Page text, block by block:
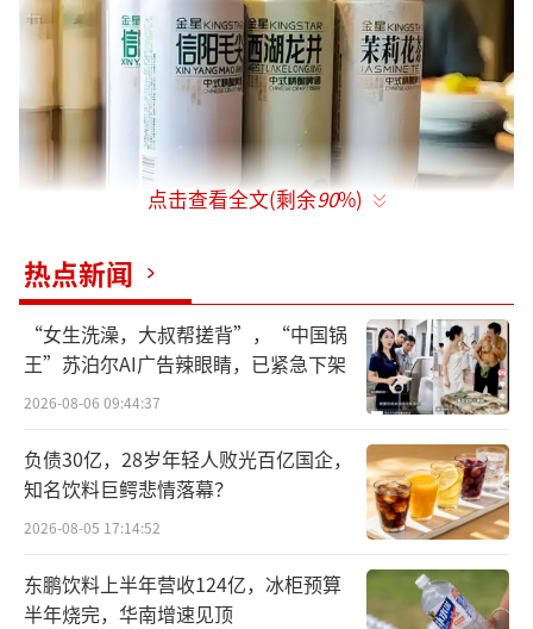
握手言和
金星啤酒与信阳茶协之间的纠纷更新到了
最新一集，双方现已握手言和。12月22日，金
星啤酒官方微信号发布名为《信阳市茶叶协会
郑州金星啤酒有限公司联合声明》的文章称，
信阳市茶叶协会对无效授权和后期处置不当给
郑州金星啤酒有限公司生产经营造成的影响郑
重道歉。
点击查看全文(剩余90%)
热点新闻
“女生洗澡，大叔帮搓背”，“中国锅
王”苏泊尔AI广告辣眼睛，已紧急下架
2026-08-06 09:44:37
负债30亿，28岁年轻人败光百亿国企，
知名饮料巨鳄悲情落幕？
2026-08-05 17:14:52
东鹏饮料上半年营收124亿，冰柜预算
半年烧完，华南增速见顶